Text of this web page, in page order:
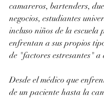
camareros, bartenders,
negocios, estudiantes
incluso niños de la escuela
enfrentan a sus propios
de "factores estresantes" a
Desde el médico que
de un paciente hasta la